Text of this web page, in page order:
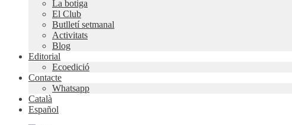
La botiga
El Club
Butlletí setmanal
Activitats
Blog
Editorial
Ecoedició
Contacte
Whatsapp
Català
Español